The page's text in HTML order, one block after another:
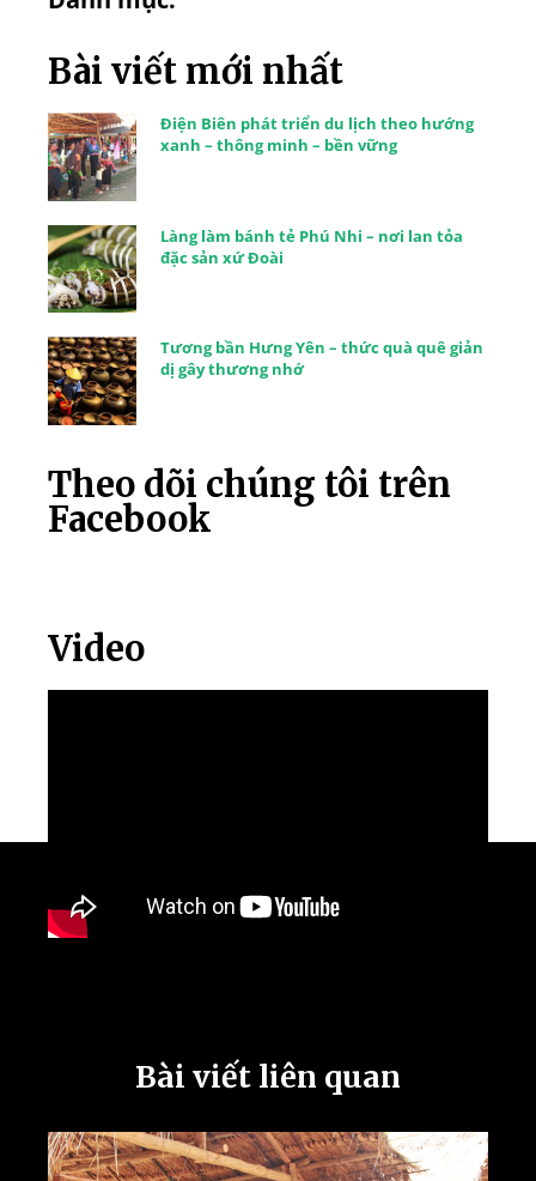
Bài viết mới nhất
Điện Biên phát triển du lịch theo hướng
xanh – thông minh – bền vững
Làng làm bánh tẻ Phú Nhi – nơi lan tỏa
đặc sản xứ Đoài
Tương bần Hưng Yên – thức quà quê giản
dị gây thương nhớ
Theo dõi chúng tôi trên
Facebook
Video
Bài viết liên quan